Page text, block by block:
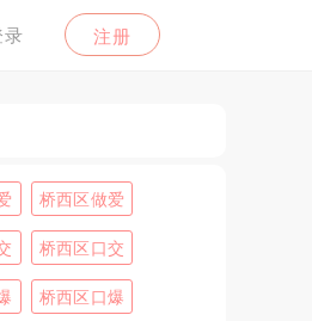
录 注册
桥西区做爱
桥西区口交
桥西区口爆